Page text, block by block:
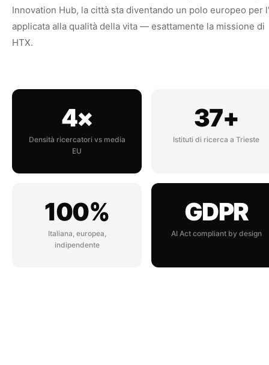
Innovation Hub, la città sta diventando un polo europeo per
applicata alla qualità della vita — esattamente la missione di
HTX.
4×
Densità ricercatori vs media
EU
37+
Istituti di ricerca a Trieste
100%
Italiana, europea,
indipendente
GDPR
AI Act compliant by design